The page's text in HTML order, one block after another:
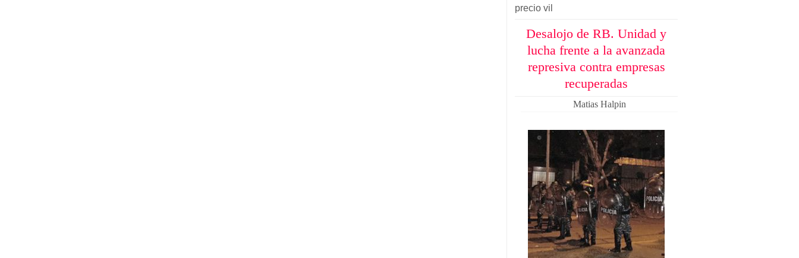
precio vil
Desalojo de RB. Unidad y
lucha frente a la avanzada
represiva contra empresas
recuperadas
Matias Halpin